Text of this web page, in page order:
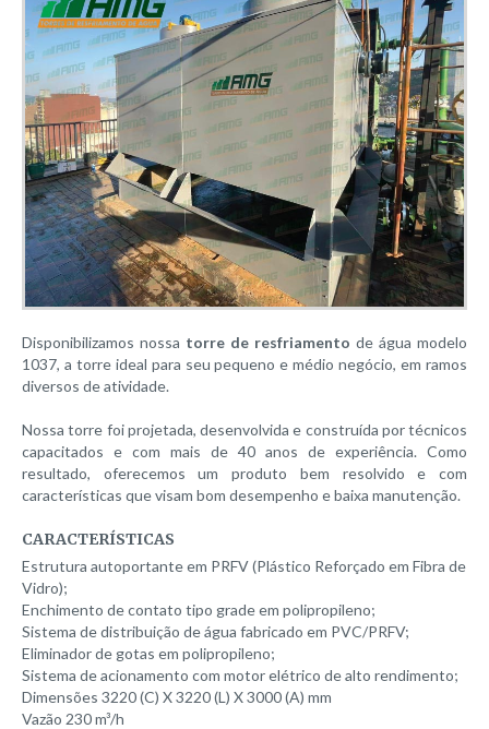
Modelo 193
Modelo 260
Modelo 288
Modelo 323
Modelo 386
Modelo 404
Modelo 404/5
Modelo 432
Modelo 518
Modelo 576/5
Modelo 647
Modelo 773
Modelo 808
Modelo 864
Modelo 1037
Modelo 1290
Modelo 1620
Modelo 2424
Modelo 4860
Modelo 8000
Disponibilizamos nossa torre de resfriamento de água modelo
1037, a torre ideal para seu pequeno e médio negócio, em ramos
diversos de atividade.
Nossa torre foi projetada, desenvolvida e construída por técnicos
capacitados e com mais de 40 anos de experiência. Como
resultado, oferecemos um produto bem resolvido e com
características que visam bom desempenho e baixa manutenção.
CARACTERÍSTICAS
Estrutura autoportante em PRFV (Plástico Reforçado em Fibra de
Vidro);
Enchimento de contato tipo grade em polipropileno;
Sistema de distribuição de água fabricado em PVC/PRFV;
Eliminador de gotas em polipropileno;
Sistema de acionamento com motor elétrico de alto rendimento;
Dimensões 3220 (C) X 3220 (L) X 3000 (A) mm
Vazão 230 m³/h